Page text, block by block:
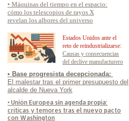
• Base progresista decepcionada:
El malestar tras el primer presupuesto del
alcalde de Nueva York
• Unión Europea sin agenda propia:
críticas y temores tras el nuevo pacto
con Washington
Estados Unidos ante el
reto de reindustrializarse:
Causas y consecuencias
del declive manufacturero
• Máquinas del tiempo en el espacio:
cómo los telescopios de rayos X
revelan los albores del universo